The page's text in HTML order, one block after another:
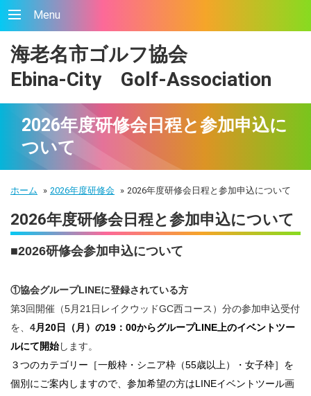
Menu
海老名市ゴルフ協会
Ebina-City Golf-Association
2026年度研修会日程と参加申込に
ついて
ホーム » 2026年度研修会 » 2026年度研修会日程と参加申込について
2026年度研修会日程と参加申込について
■2026研修会参加申込について
①協会グループLINEに登録されている方
第3回開催（5月21日レイクウッドGC西コース）分の参加申込受付
を、 4月20日（月）の19：00からグループLINE上のイベントツー
ルにて開始します。
３つのカテゴリー［一般枠・シニア枠（55歳以上）・女子枠］を
個別にご案内しますので、参加希望の方はLINEイベントツール画